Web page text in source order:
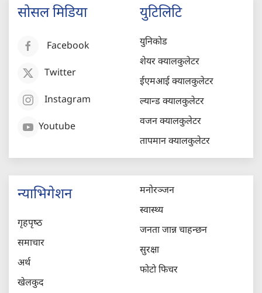
सोसल मिडिया
Facebook
Twitter
Instagram
Youtube
युटिलिटि
युनिकोड
शेयर क्यालकुलेटर
ईएमआई क्यालकुलेटर
ल्यान्ड क्यालकुलेटर
वजन क्यालकुलेटर
तापमान क्यालकुलेटर
न्याभिगेशन
गृहपृष्‍ठ
समाचार
अर्थ
खेलकुद
मनोरञ्जन
स्वास्थ्य
जनता जान्न चाहन्छन
सुरक्षा
फोटो फिचर